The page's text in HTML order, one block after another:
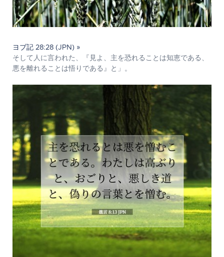
ヨブ記 28:28 (JPN) »
そして人に言われた、『見よ、主を恐れることは知恵である、
悪を離れることは悟りである』と」。